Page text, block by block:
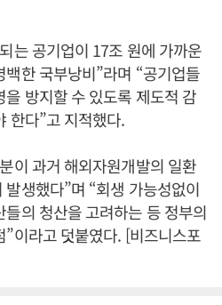
는 공기업이 17조 원에 가까운
한 국부낭비”라며 “공기업들
방지할 수 있도록 제도적 감
한다”고 지적했다.
이 과거 해외자원개발의 일환
생했다”며 “회생 가능성없이
의 청산을 고려하는 등 정부의
이라고 덧붙였다. [비즈니스포